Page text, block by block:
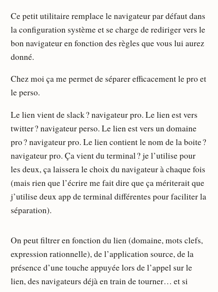
Ce petit utilitaire remplace le navigateur par défaut dans
la configuration système et se charge de rediriger vers le
bon navigateur en fonction des règles que vous lui aurez
donné.
Chez moi ça me permet de séparer efficacement le pro et
le perso.
Le lien vient de slack ? navigateur pro. Le lien est vers
twitter ? navigateur perso. Le lien est vers un domaine
pro ? navigateur pro. Le lien contient le nom de la boite ?
navigateur pro. Ça vient du terminal ? je l’utilise pour
les deux, ça laissera le choix du navigateur à chaque fois
(mais rien que l’écrire me fait dire que ça mériterait que
j’utilise deux app de terminal différentes pour faciliter la
séparation).
On peut filtrer en fonction du lien (domaine, mots clefs,
expression rationnelle), de l’application source, de la
présence d’une touche appuyée lors de l’appel sur le
lien, des navigateurs déjà en train de tourner… et si